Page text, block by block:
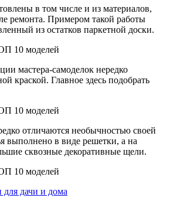
в том числе и из материалов,
ремонта. Примером такой работы
из остатков паркетной доски.
мастера-самоделок нередко
краской. Главное здесь подобрать
отличаются необычностью своей
выполнено в виде решетки, а на
сквозные декоративные щели.
для дачи и дома